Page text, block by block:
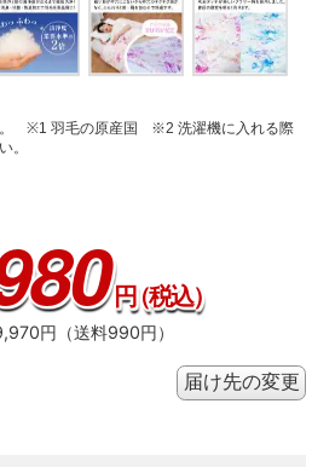
※1 羽毛の原産国
※2 洗濯機に入れる際
。
円（税込）
円（送料990円）
届け先の変更